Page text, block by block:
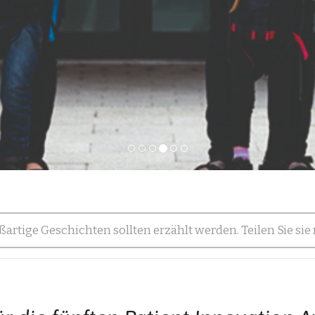
Geschichten sollten erzählt werden. Teilen Sie